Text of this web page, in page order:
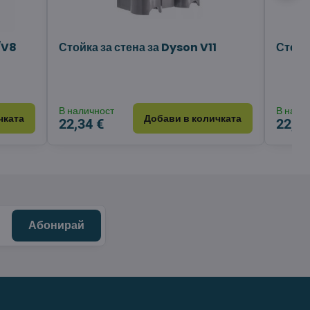
Стойка за стена за Dyson V11
В наличност
22,34 € Добави в количката
В
Абонирай